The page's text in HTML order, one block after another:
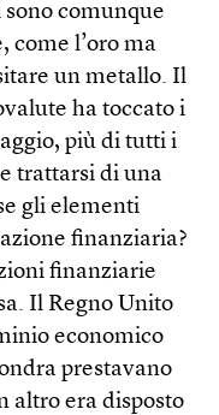
comunque
come l’oro ma
un metallo. Il
ha toccato i
più di tutti i
trattarsi di una
gli elementi
finanziaria?
finanziarie
Il Regno Unito
economico
prestavano
altro era disposto